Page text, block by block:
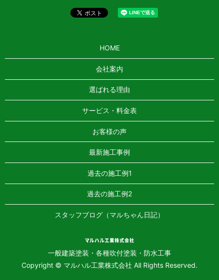
HOME
会社案内
選ばれる理由
サービス・料金表
お客様の声
最新施工事例
過去の施工例1
過去の施工例2
スタッフブログ（マルちゃん日記）
一般建築塗装・各種吹付塗装・防水工事
Copyright © マルハル工業株式会社 All Rights Reserved.